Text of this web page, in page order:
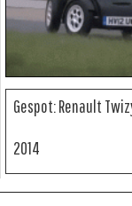
Gespot: Renault
2014